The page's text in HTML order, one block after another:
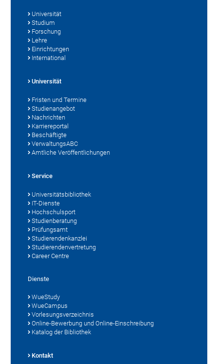
Universität
Studium
Forschung
Lehre
Einrichtungen
International
Universität
Fristen und Termine
Studienangebot
Nachrichten
Karriereportal
Beschäftigte
VerwaltungsABC
Amtliche Veröffentlichungen
Service
Universitätsbibliothek
IT-Dienste
Hochschulsport
Studienberatung
Prüfungsamt
Studierendenkanzlei
Studierendenvertretung
Career Centre
Dienste
WueStudy
WueCampus
Vorlesungsverzeichnis
Online-Bewerbung und Online-Einschreibung
Katalog der Bibliothek
Kontakt